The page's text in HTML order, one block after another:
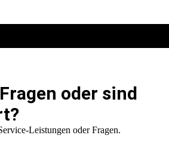
oder sind
Leistungen oder Fragen.